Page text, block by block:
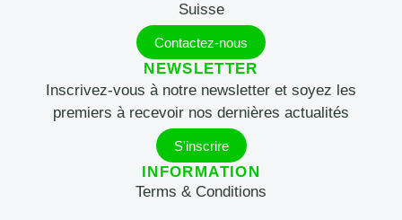
Suisse
Contactez-nous
NEWSLETTER
Inscrivez-vous à notre newsletter et soyez les
premiers à recevoir nos dernières actualités
S'inscrire
INFORMATION
Terms & Conditions